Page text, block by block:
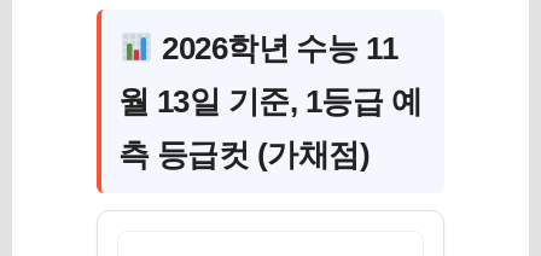
2026학년 수능 11
월 13일 기준, 1등급 예
측 등급컷 (가채점)